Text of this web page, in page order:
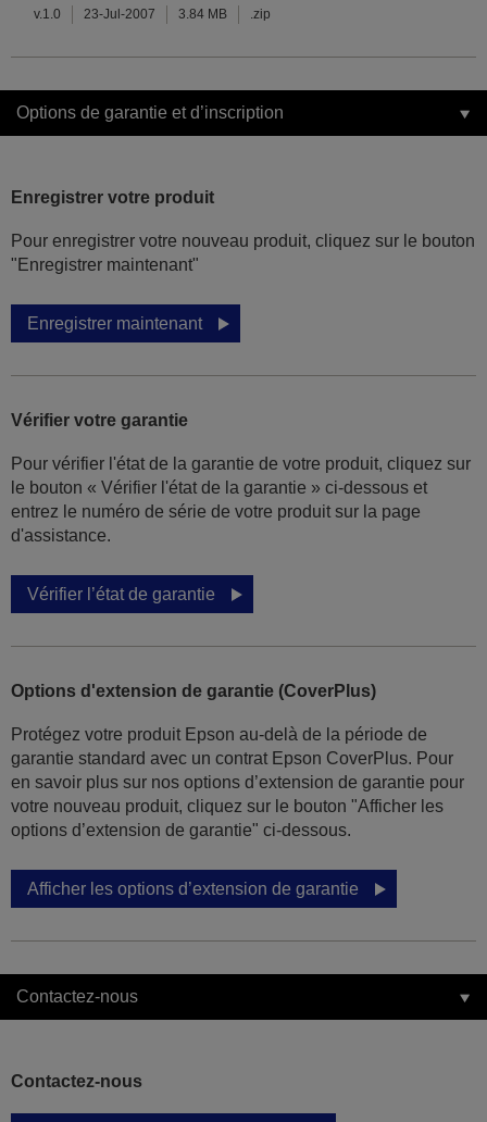
v.1.0 23-Jul-2007 3.84 MB .zip
Options de garantie et d’inscription
Enregistrer votre produit
Pour enregistrer votre nouveau produit, cliquez sur le bouton
"Enregistrer maintenant"
Enregistrer maintenant
Vérifier votre garantie
Pour vérifier l'état de la garantie de votre produit, cliquez sur
le bouton « Vérifier l'état de la garantie » ci-dessous et
entrez le numéro de série de votre produit sur la page
d'assistance.
Vérifier l’état de garantie
Options d'extension de garantie (CoverPlus)
Protégez votre produit Epson au-delà de la période de
garantie standard avec un contrat Epson CoverPlus. Pour
en savoir plus sur nos options d’extension de garantie pour
votre nouveau produit, cliquez sur le bouton "Afficher les
options d’extension de garantie" ci-dessous.
Afficher les options d’extension de garantie
Contactez-nous
Contactez-nous